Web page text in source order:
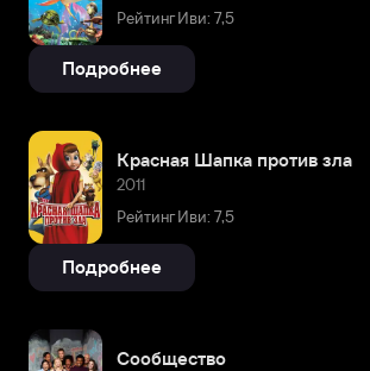
Рейтинг Иви: 7,5
Подробнее
Красная Шапка против зла
2011
Рейтинг Иви: 7,5
Подробнее
Сообщество